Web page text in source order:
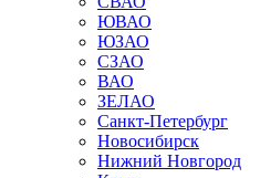
ЮВАО
ЮЗАО
СЗАО
ВАО
ЗЕЛАО
Санкт-Петербург
Новосибирск
Нижний Новгород